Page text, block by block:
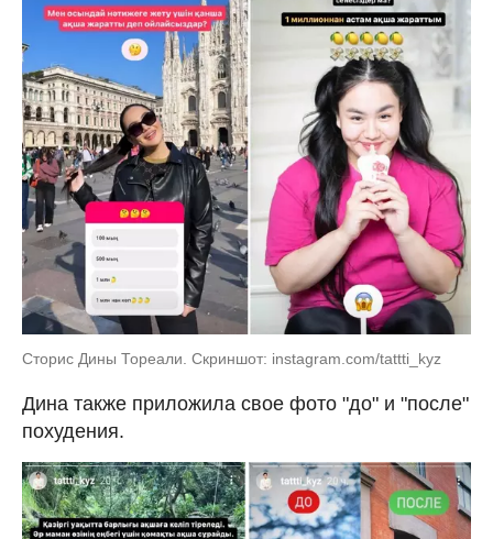
Сторис Дины Тореали. Скриншот: instagram.com/tattti_kyz
Дина также приложила свое фото "до" и "после"
похудения.